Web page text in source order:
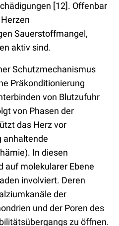
[12]. Offenbar
Sauerstoffmangel,
aktiv sind.
Schutzmechanismus
Präkonditionierung
von Blutzufuhr
von Phasen der
das Herz vor
anhaltende
In diesen
auf molekularer Ebene
involviert. Deren
der
und der Poren des
zu öffnen.